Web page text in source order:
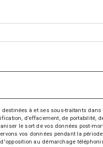
à et ses sous-traitants dans
d’effacement, de portabilité,
le sort de vos données post-
vos données pendant la
au démarchage